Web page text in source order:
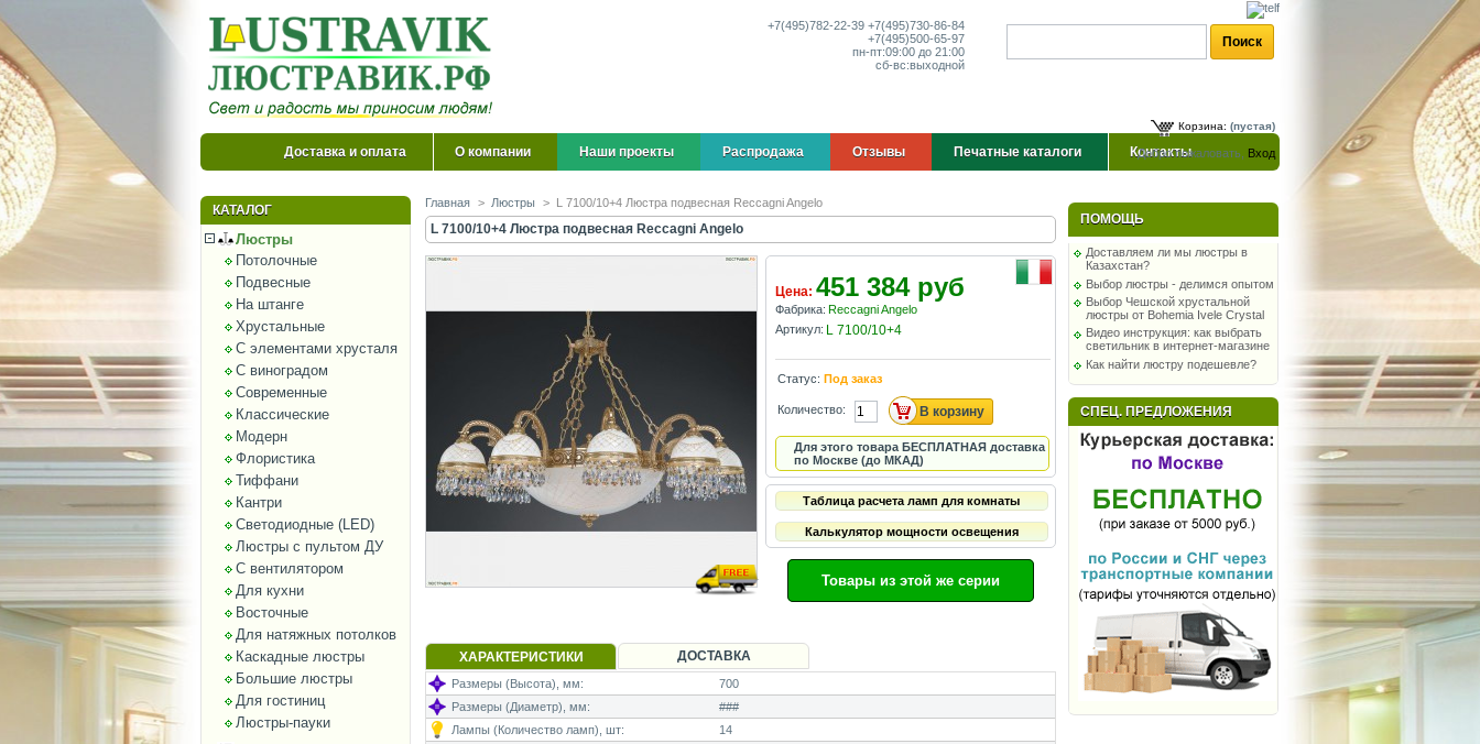
+7(495)782-22-39 +7(495)730-86-84
+7(495)500-65-97
пн-пт:09:00 до 21:00
сб-вс:выходной
Корзина: (пустая)
Добро пожаловать, Вход
Доставка и оплата О компании Наши проекты Распродажа Отзывы Печатные каталоги Контакты
КАТАЛОГ
Люстры
Потолочные
Подвесные
На штанге
Хрустальные
С элементами хрусталя
С виноградом
Современные
Классические
Модерн
Флористика
Тиффани
Кантри
Светодиодные (LED)
Люстры с пультом ДУ
С вентилятором
Для кухни
Восточные
Для натяжных потолков
Каскадные люстры
Большие люстры
Для гостиниц
Люстры-пауки
Главная > Люстры > L 7100/10+4 Люстра подвесная Reccagni Angelo
L 7100/10+4 Люстра подвесная Reccagni Angelo
Цена: 451 384 руб
Фабрика: Reccagni Angelo
Артикул: L 7100/10+4
Статус: Под заказ
Количество:
Для этого товара БЕСПЛАТНАЯ доставка
по Москве (до МКАД)
Таблица расчета ламп для комнаты
Калькулятор мощности освещения
Товары из этой же серии
ХАРАКТЕРИСТИКИ ДОСТАВКА
Размеры (Высота), мм:
700
Размеры (Диаметр), мм:
###
Лампы (Количество ламп), шт:
14
ПОМОЩЬ
Доставляем ли мы люстры в
Казахстан?
Выбор люстры - делимся опытом
Выбор Чешской хрустальной
люстры от Bohemia Ivele Crystal
Видео инструкция: как выбрать
светильник в интернет-магазине
Как найти люстру подешевле?
СПЕЦ. ПРЕДЛОЖЕНИЯ